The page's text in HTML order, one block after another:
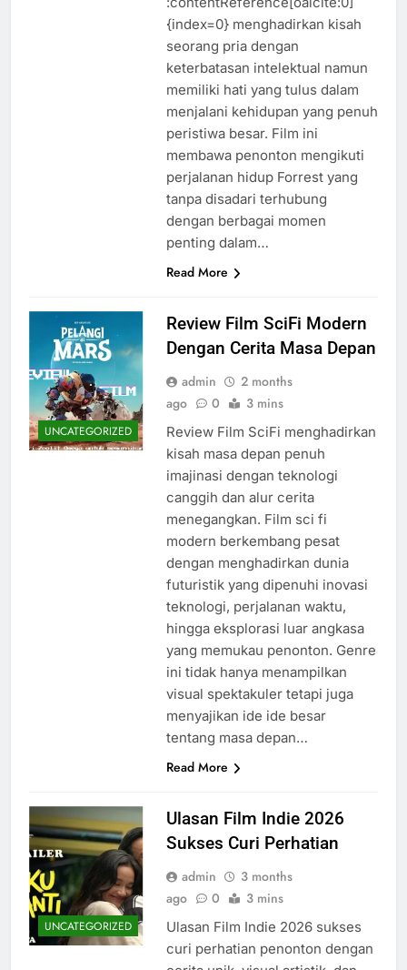
{index=0} menghadirkan kisah
seorang pria dengan
keterbatasan intelektual namun
memiliki hati yang tulus dalam
menjalani kehidupan yang penuh
peristiwa besar. Film ini
membawa penonton mengikuti
perjalanan hidup Forrest yang
tanpa disadari terhubung
dengan berbagai momen
penting dalam…
Read More
UNCATEGORIZED
Review Film SciFi Modern
Dengan Cerita Masa Depan
admin
2 months
ago
0 3 mins
Review Film SciFi menghadirkan
kisah masa depan penuh
imajinasi dengan teknologi
canggih dan alur cerita
menegangkan. Film sci fi
modern berkembang pesat
dengan menghadirkan dunia
futuristik yang dipenuhi inovasi
teknologi, perjalanan waktu,
hingga eksplorasi luar angkasa
yang memukau penonton. Genre
ini tidak hanya menampilkan
visual spektakuler tetapi juga
menyajikan ide ide besar
tentang masa depan…
Read More
UNCATEGORIZED
Ulasan Film Indie 2026
Sukses Curi Perhatian
admin
3 months
ago
0 3 mins
Ulasan Film Indie 2026 sukses
curi perhatian penonton dengan